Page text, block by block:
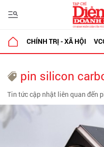
CHÍNH TRỊ - XÃ HỘI
pin silicon
Tin tức cập nhật liên quan đến